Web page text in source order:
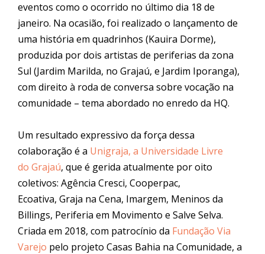
eventos como o ocorrido no último dia 18 de
janeiro. Na ocasião, foi realizado o lançamento de
uma história em quadrinhos (Kauira Dorme),
produzida por dois artistas de periferias da zona
Sul (Jardim Marilda, no Grajaú, e Jardim Iporanga),
com direito à roda de conversa sobre vocação na
comunidade – tema abordado no enredo da HQ.
Um resultado expressivo da força dessa
colaboração é a Unigraja, a Universidade Livre
do Grajaú, que é gerida atualmente por oito
coletivos: Agência Cresci, Cooperpac,
Ecoativa, Graja na Cena, Imargem, Meninos da
Billings, Periferia em Movimento e Salve Selva.
Criada em 2018, com patrocínio da Fundação Via
Varejo pelo projeto Casas Bahia na Comunidade, a